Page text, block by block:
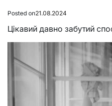
Posted on21.08.2024
Цікавий давно забутий